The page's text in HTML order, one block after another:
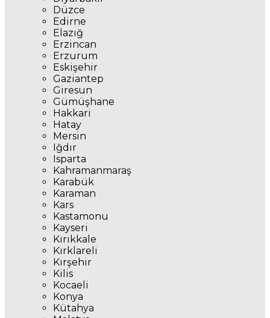
Düzce
Edirne
Elazığ
Erzincan
Erzurum
Eskişehir
Gaziantep
Giresun
Gümüşhane
Hakkari
Hatay
Mersin
Iğdır
Isparta
Kahramanmaraş
Karabük
Karaman
Kars
Kastamonu
Kayseri
Kırıkkale
Kırklareli
Kırşehir
Kilis
Kocaeli
Konya
Kütahya